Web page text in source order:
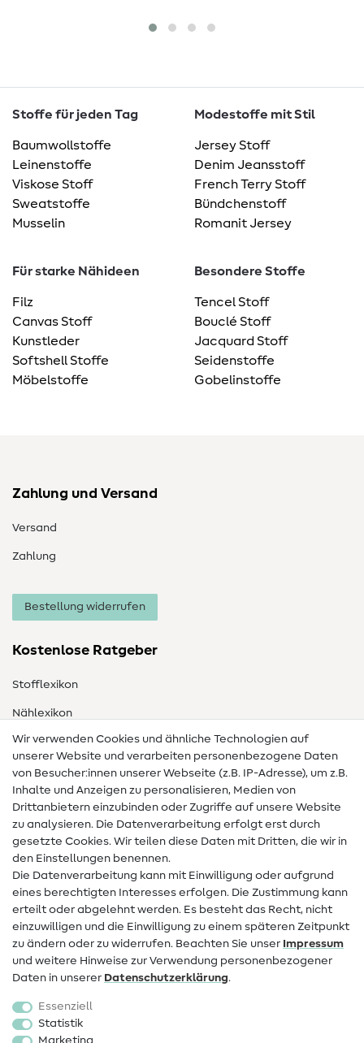
Stoffe für jeden Tag
Baumwollstoffe
Leinenstoffe
Viskose Stoff
Sweatstoffe
Musselin
Modestoffe mit Stil
Jersey Stoff
Denim Jeansstoff
French Terry Stoff
Bündchenstoff
Romanit Jersey
Für starke Nähideen
Filz
Canvas Stoff
Kunstleder
Softshell Stoffe
Möbelstoffe
Besondere Stoffe
Tencel Stoff
Bouclé Stoff
Jacquard Stoff
Seidenstoffe
Gobelinstoffe
Zahlung und Versand
Versand
Zahlung
Bestellung widerrufen
Kostenlose Ratgeber
Stofflexikon
Nählexikon
Nähanleitungen
Hilfe & Kontakt
Kontakt
Infos zum Betreiberwechsel
Widerrufsrecht
Beliebt
Stoffe
Sale
Wir verwenden Cookies und ähnliche Technologien auf
unserer Website und verarbeiten personenbezogene Daten
von Besucher:innen unserer Webseite (z.B. IP-Adresse), um z.B.
Inhalte und Anzeigen zu personalisieren, Medien von
Drittanbietern einzubinden oder Zugriffe auf unsere Website
zu analysieren. Die Datenverarbeitung erfolgt erst durch
gesetzte Cookies. Wir teilen diese Daten mit Dritten, die wir in
den Einstellungen benennen.
Die Datenverarbeitung kann mit Einwilligung oder aufgrund
eines berechtigten Interesses erfolgen. Die Zustimmung kann
erteilt oder abgelehnt werden. Es besteht das Recht, nicht
einzuwilligen und die Einwilligung zu einem späteren Zeitpunkt
zu ändern oder zu widerrufen. Beachten Sie unser Impressum
und weitere Hinweise zur Verwendung personenbezogener
Daten in unserer Daten­schutz­erklärung.
Essenziell
Statistik
Marketing